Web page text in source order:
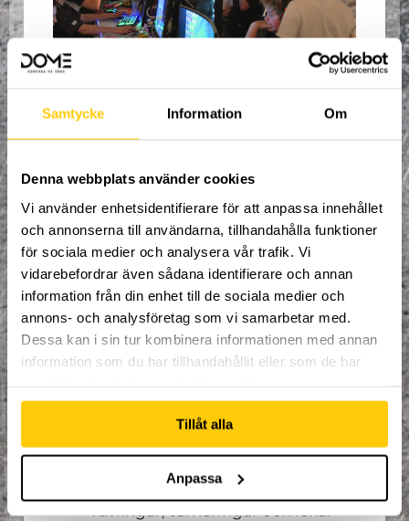
Samtycke Information Om
Denna webbplats använder cookies
Vi använder enhetsidentifierare för att anpassa innehållet
och annonserna till användarna, tillhandahålla funktioner
för sociala medier och analysera vår trafik. Vi
vidarebefordrar även sådana identifierare och annan
information från din enhet till de sociala medier och
annons- och analysföretag som vi samarbetar med.
Dessa kan i sin tur kombinera informationen med annan
information som du har tillhandahållit eller som de har
Tillåt alla
Anpassa
Detta ingår
DOME (19:00-07:00)
Fri tillgång i uthyrningen
Exklusiva rabatter i